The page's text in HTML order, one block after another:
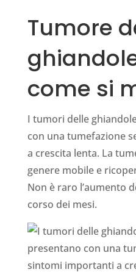
Tumore
come si
I tumori delle
con una tumefazione
a crescita lenta. La
genere mobile e
Non è raro l’aumento
corso dei mesi.